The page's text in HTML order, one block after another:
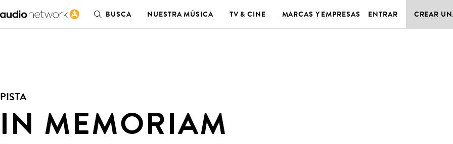
BUSCA NUESTRA MÚSICA TV & CINE MARCAS Y EMPRESAS ENTRAR CREAR
PISTA
IN MEMORIAM